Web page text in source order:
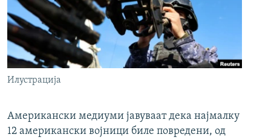
Илустрација
Американски медиуми јавуваат дека најмалку
12 американски војници биле повредени, од